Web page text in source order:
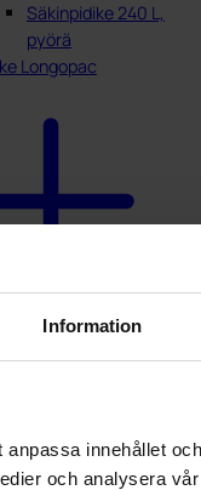
Information
innehållet
och analysera
Säkinpidike 240 L,
pyörä
Longopac
Levy Bio-kasetin
mini-telineeseen